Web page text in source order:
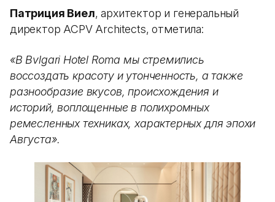
Патриция Виел, архитектор и генеральный
директор ACPV Architects, отметила:
«В Bvlgari Hotel Roma мы стремились
воссоздать красоту и утонченность, а также
разнообразие вкусов, происхождения и
историй, воплощенные в полихромных
ремесленных техниках, характерных для эпохи
Августа».